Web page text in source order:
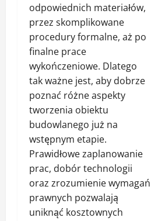
odpowiednich materiałów,
przez skomplikowane
procedury formalne, aż po
finalne prace
wykończeniowe. Dlatego
tak ważne jest, aby dobrze
poznać różne aspekty
tworzenia obiektu
budowlanego już na
wstępnym etapie.
Prawidłowe zaplanowanie
prac, dobór technologii
oraz zrozumienie wymagań
prawnych pozwalają
uniknąć kosztownych